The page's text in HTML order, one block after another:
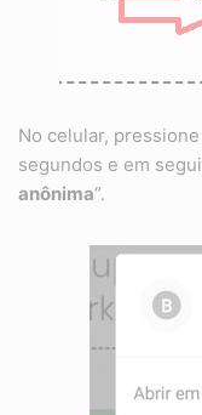
No celular,
segundos e em
anônima“.